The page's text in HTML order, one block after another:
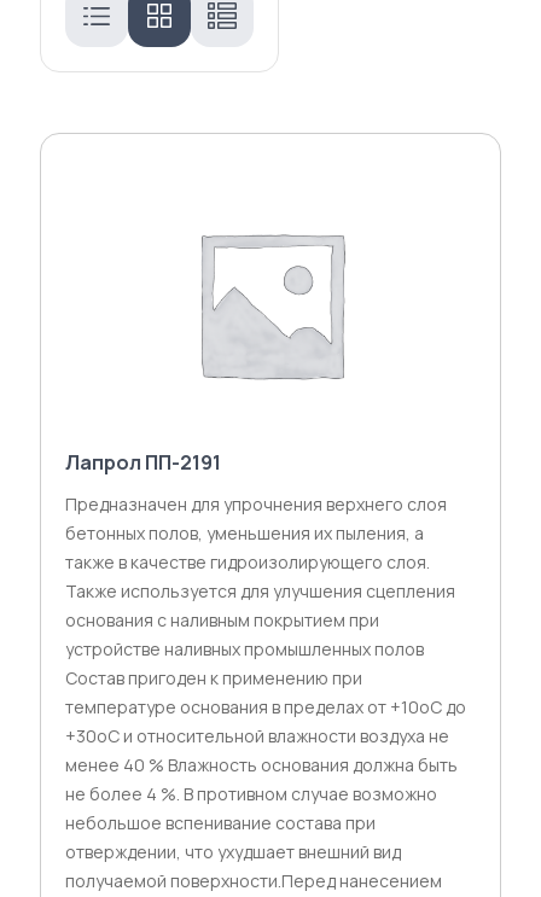
Лапрол ПП-2191
Предназначен для упрочнения верхнего слоя
бетонных полов, уменьшения их пыления, а
также в качестве гидроизолирующего слоя.
Также используется для улучшения сцепления
основания с наливным покрытием при
устройстве наливных промышленных полов
Состав пригоден к применению при
температуре основания в пределах от +10оС до
+30оС и относительной влажности воздуха не
менее 40 % Влажность основания должна быть
не более 4 %. В противном случае возможно
небольшое вспенивание состава при
отверждении, что ухудшает внешний вид
получаемой поверхности.Перед нанесением